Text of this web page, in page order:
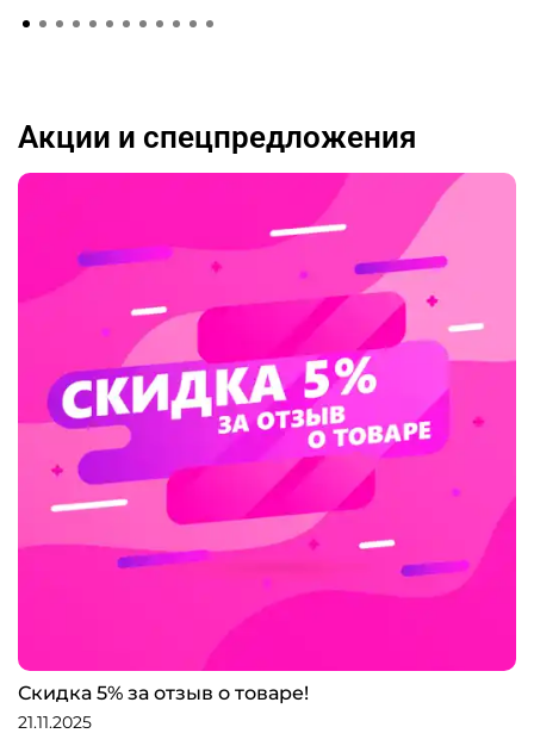
Акции и спецпредложения
Скидка 5% за отзыв о товаре!
21.11.2025